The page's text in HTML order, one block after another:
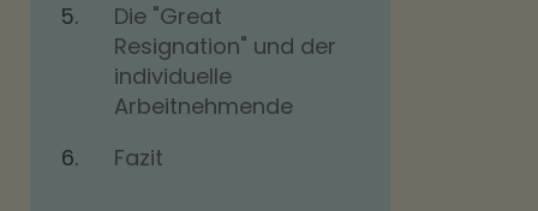
Die "Great
Resignation" und der
individuelle
Arbeitnehmende
Fazit